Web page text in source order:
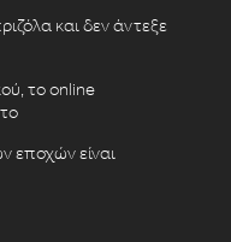
και δεν άντεξε
το online
εποχών είναι